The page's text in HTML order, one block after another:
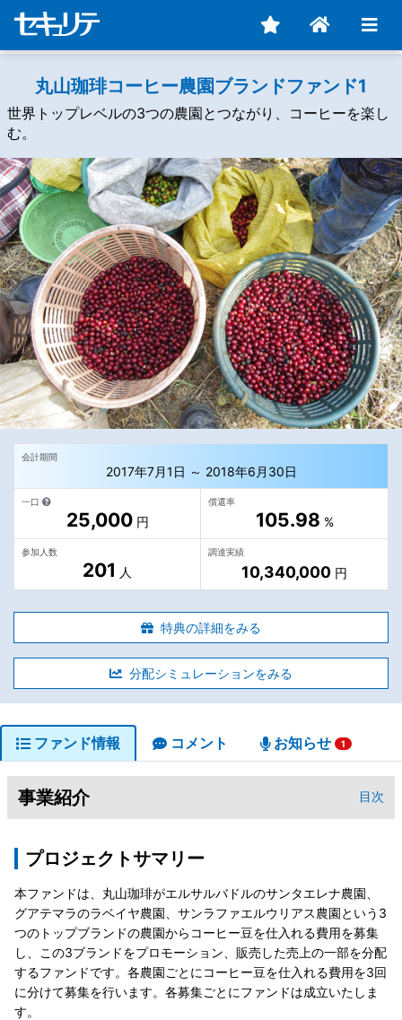
丸山珈琲コーヒー農園ブランドファンド1
世界トップレベルの3つの農園とつながり、コーヒーを楽し
む。
会計期間
2017年7月1日 ～ 2018年6月30日
一口
25,000円
償還率
105.98 %
参加人数
201 人
調達実績
10,340,000 円
特典の詳細をみる
分配シミュレーションをみる
ファンド情報 コメント お知らせ 1
事業紹介 目次
プロジェクトサマリー
本ファンドは、丸山珈琲がエルサルバドルのサンタエレナ農園、
グアテマラのラベイヤ農園、サンラファエルウリアス農園という3
つのトップブランドの農園からコーヒー豆を仕入れる費用を募集
し、この3ブランドをプロモーション、販売した売上の一部を分配
するファンドです。各農園ごとにコーヒー豆を仕入れる費用を3回
に分けて募集を行います。各募集ごとにファンドは成立いたしま
す。